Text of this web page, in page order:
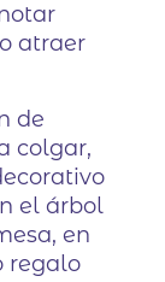
atraer
de
colgar,
el árbol
en
regalo